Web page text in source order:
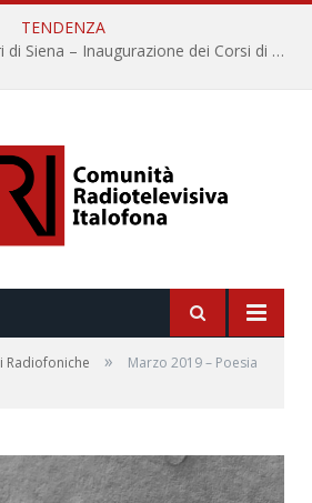
TENDENZA
Università per Stranieri di Siena – Inaugurazione dei Corsi di Lingua e Cultura Italiana, 109a annata
Radiofoniche »
Marzo 2019 – Poesia